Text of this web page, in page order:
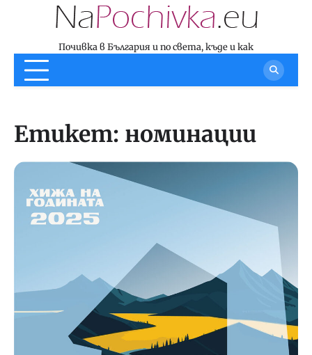
Почивка в България и по света, къде и как
Етикет: номинации